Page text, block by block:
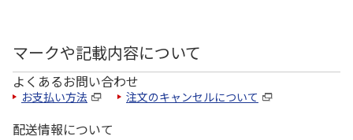
マークや記載内容について
よくあるお問い合わせ
お支払い方法 注文のキャンセルについて
配送情報について